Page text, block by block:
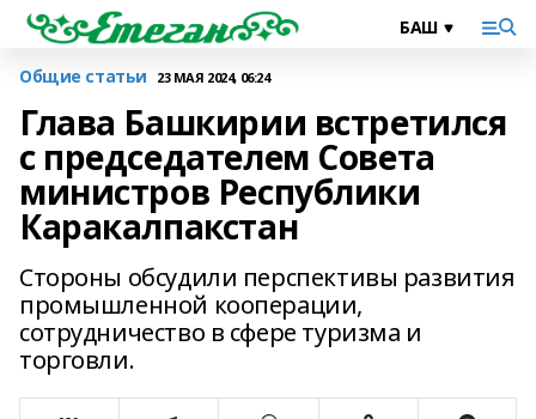
Общие статьи 23 МАЯ 2024, 06:24
Глава Башкирии встретился
с председателем Совета
министров Республики
Каракалпакстан
Стороны обсудили перспективы развития
промышленной кооперации,
сотрудничество в сфере туризма и
торговли.